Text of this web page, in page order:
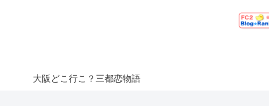
大阪どこ行こ？三都恋物語